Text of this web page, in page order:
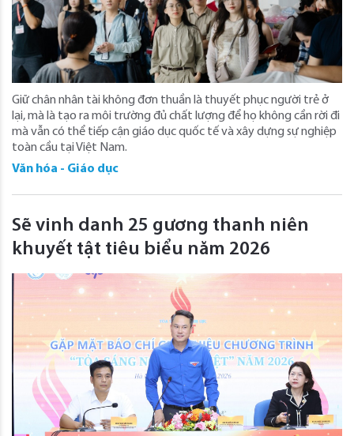
Giữ chân nhân tài không đơn thuần là thuyết phục người trẻ ở
lại, mà là tạo ra môi trường đủ chất lượng để họ không cần rời đi
mà vẫn có thể tiếp cận giáo dục quốc tế và xây dựng sự nghiệp
toàn cầu tại Việt Nam.
Văn hóa - Giáo dục
Sẽ vinh danh 25 gương thanh niên
khuyết tật tiêu biểu năm 2026